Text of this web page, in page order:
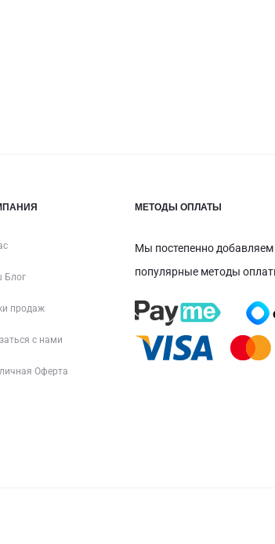
Блог
продаж
с нами
Оферта
МЕТОДЫ ОПЛАТЫ
Мы постепенно
популярные методы